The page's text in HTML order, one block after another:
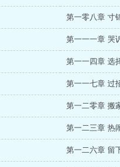
第一零八章 寸
第一一一章 哭
第一一四章 选
第一一七章 过
第一二零章 搬
第一二三章 热
第一二六章 留